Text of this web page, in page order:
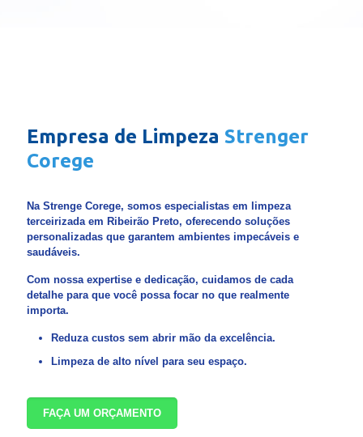
Empresa de Limpeza Strenger
Corege
Na Strenge Corege, somos especialistas em limpeza
terceirizada em Ribeirão Preto, oferecendo soluções
personalizadas que garantem ambientes impecáveis e
saudáveis.
Com nossa expertise e dedicação, cuidamos de cada
detalhe para que você possa focar no que realmente
importa.
Reduza custos sem abrir mão da excelência.
Limpeza de alto nível para seu espaço.
FAÇA UM ORÇAMENTO